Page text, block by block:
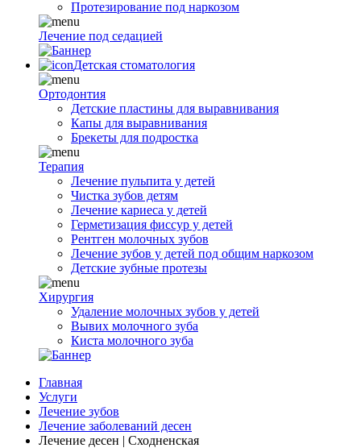
Протезирование под наркозом
Лечение под седацией
Детская стоматология
Ортодонтия
Детские пластины для выравнивания
Капы для выравнивания
Брекеты для подростка
Терапия
Лечение пульпита у детей
Чистка зубов детям
Лечение кариеса у детей
Герметизация фиссур у детей
Рентген молочных зубов
Лечение зубов у детей под общим наркозом
Детские зубные протезы
Хирургия
Удаление молочных зубов у детей
Вывих молочного зуба
Киста молочного зуба
Главная
Услуги
Лечение зубов
Лечение заболеваний десен
Лечение десен | Сходненская